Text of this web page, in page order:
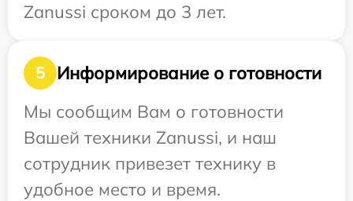
Zanussi сроком до 3 лет.
5
Информирование о готовности
Мы сообщим Вам о готовности
Вашей техники Zanussi, и наш
сотрудник привезет технику в
удобное место и время.